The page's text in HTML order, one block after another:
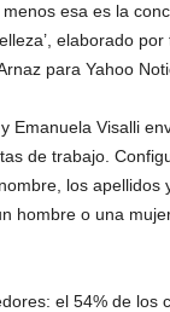
esa es la
elaborado
para Yahoo
Emanuela Visalli
de trabajo.
los
hombre o una
el 54% de